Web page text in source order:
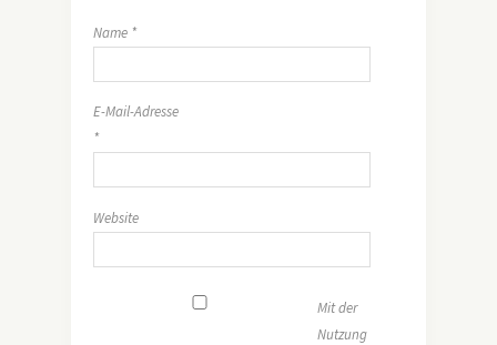
Name *
E-Mail-Adresse
*
Website
Mit der
Nutzung